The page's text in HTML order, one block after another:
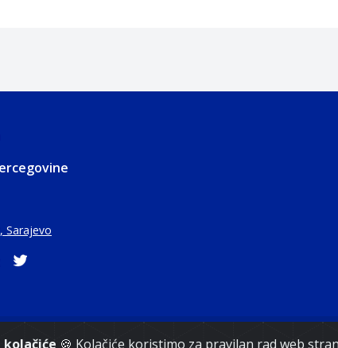
🍪 Kolačiće koristimo za pravilan rad web
Sarajevo
Copyright 2021.